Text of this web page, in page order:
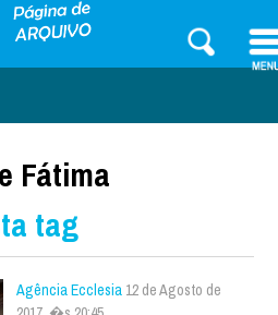
Fátima
tag
Agência Ecclesia 12 de Agosto de